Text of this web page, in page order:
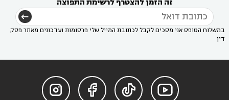
זה הזמן להצטרף לרשימת התפוצה
במשלוח הטופס אני מסכים לקבל לכתובת המייל שלי פרסומות ועדכונים מאתר פסק
דין



